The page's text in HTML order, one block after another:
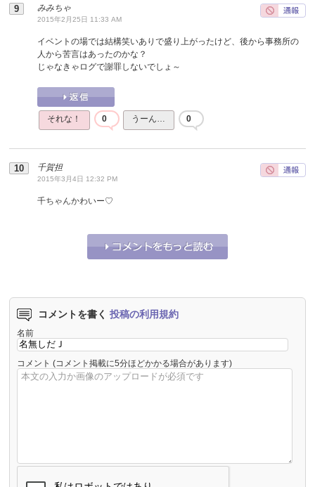
みみちゃ
2015年2月25日 11:33 AM
イベントの場では結構笑いありで盛り上がったけど、後から事務所の
人から苦言はあったのかな？
じゃなきゃログで謝罪しないでしょ～
それな！ 0 うーん… 0
千賀担
2015年3月4日 12:32 PM
千ちゃんかわいー♡
0 うーん… 0
コメントを書く 投稿の利用規約
名前
コメント (コメント掲載に5分ほどかかる場合があります)